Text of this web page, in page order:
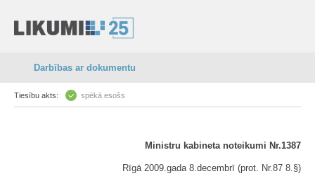
Darbības ar dokumentu
Tiesību akts: spēkā esošs
Ministru kabineta noteikumi Nr.1387
Rīgā 2009.gada 8.decembrī (prot. Nr.87 8.§)